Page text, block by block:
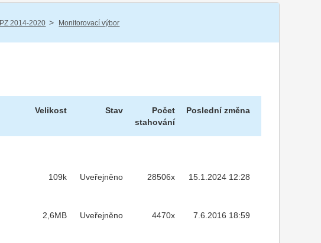
2014-2020 / Monitorovací výbor
Velikost Stav
Počet
stahování
Poslední změna
109k Uveřejněno 28506x 15.1.2024 12:28
2,6MB Uveřejněno 4470x 7.6.2016 18:59